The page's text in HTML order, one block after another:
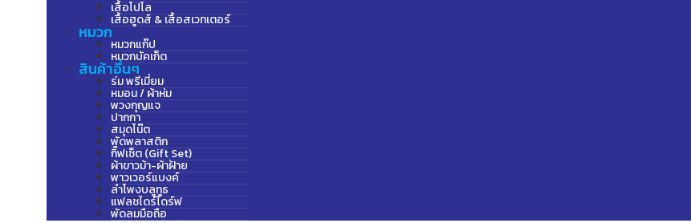
เสื้อโปโล
เสื้อฮูดส์ & เสื้อสเวทเตอร์
หมวก
หมวกแก๊ป
หมวกบัคเก็ต
สินค้าอื่นๆ
ร่ม พรีเมี่ยม
หมอน / ผ้าห่ม
พวงกุญแจ
ปากกา
สมุดโน๊ต
พัดพลาสติก
กิ๊ฟเซ็ต (Gift Set)
ผ้าขาวม้า-ผ้าฝ้าย
พาวเวอร์แบงค์
ลำโพงบลูทูธ
แฟลชไดร์ไดร์ฟ
พัดลมมือถือ